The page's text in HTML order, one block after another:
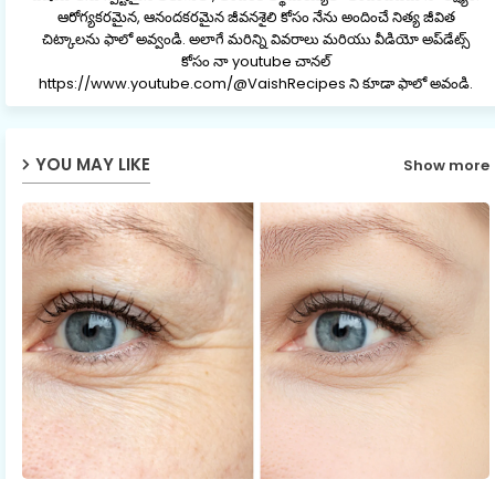
ఆరోగ్యకరమైన, ఆనందకరమైన జీవనశైలి కోసం నేను అందించే నిత్య జీవిత
చిట్కాలను ఫాలో అవ్వండి. అలాగే మరిన్ని వివరాలు మరియు వీడియో అప్‌డేట్స్
కోసం నా youtube చానల్
https://www.youtube.com/@VaishRecipes ని కూడా ఫాలో అవండి.
YOU MAY LIKE Show more